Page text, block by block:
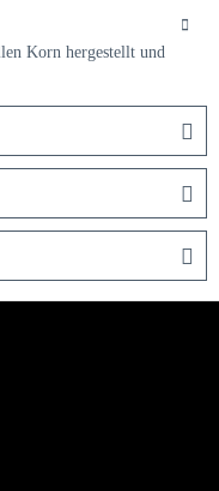
Korn hergestellt und